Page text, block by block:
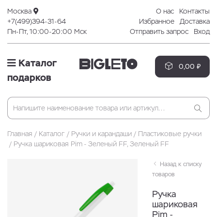
Москва
+7(499)394-31-64
Пн-Пт, 10:00-20:00 Мск
О нас
Контакты
Избранное
Доставка
Отправить запрос
Вход
Каталог
подарков
0,00 ₽
Главная Каталог Ручки и карандаши
Пластиковые ручки
Ручка шариковая Pim - Зеленый FF, Зеленый FF
Назад к списку
товаров
Ручка
шариковая
Pim -